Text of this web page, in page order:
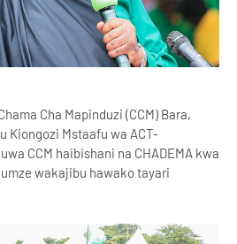
Cha Mapinduzi (CCM) Bara,
Kiongozi Mstaafu wa ACT-
CCM haibishani na CHADEMA kwa
wakajibu hawako tayari